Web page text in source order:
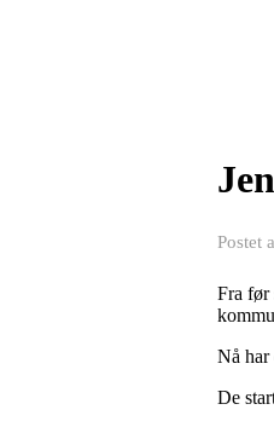
Postet
Fra før
Nå har
De